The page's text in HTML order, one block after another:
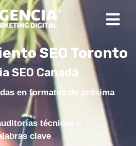
SEO Toronto
SEO Canadá
en formatos de próxima
técnicas e
clave